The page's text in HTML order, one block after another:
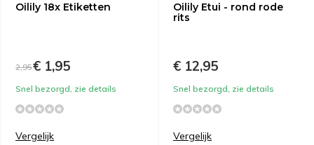
Oilily 18x Etiketten
2,95€ 1,95
Snel bezorgd, zie details
Vergelijk
Oilily Etui - rond rode
rits
€ 12,95
Snel bezorgd, zie details
Vergelijk